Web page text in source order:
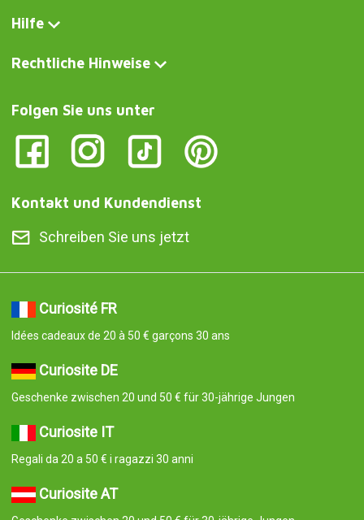
Hilfe
Rechtliche Hinweise
Folgen Sie uns unter
Kontakt und Kundendienst
Schreiben Sie uns jetzt
Curiosité FR
Idées cadeaux de 20 à 50 € garçons 30 ans
Curiosite DE
Geschenke zwischen 20 und 50 € für 30-jährige Jungen
Curiosite IT
Regali da 20 a 50 € i ragazzi 30 anni
Curiosite AT